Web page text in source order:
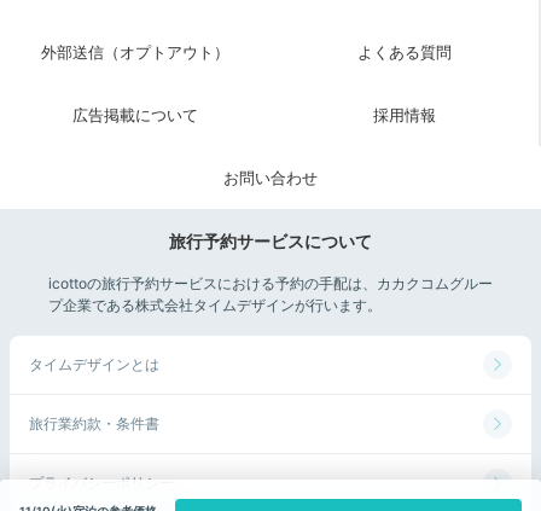
オーシャンカフェ
11時のチェックアウトまでプールで遊んだり、客室のバ
ェ」でお茶するのもいいですね。ガーデンプールを望み
外部送信（オプトアウト） よくある質問
広告掲載について 採用情報
お問い合わせ
旅行予約サービスについて
icottoの旅行予約サービスにおける予約の手配は、カカクコムグルー
プ企業である株式会社タイムデザインが行います。
タイムデザインとは
旅行業約款・条件書
プライバシーポリシー